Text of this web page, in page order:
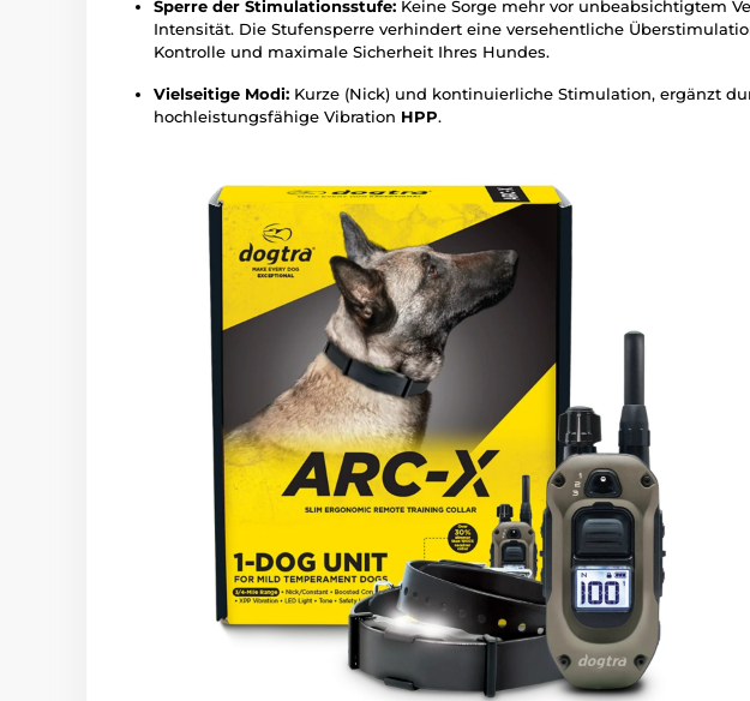
Sperre der Stimulationsstufe: Keine Sorge mehr vor unbeabsichtigtem
Intensität. Die Stufensperre verhindert eine versehentliche
Kontrolle und maximale Sicherheit Ihres Hundes.
Vielseitige Modi: Kurze (Nick) und kontinuierliche Stimulation, ergänzt
hochleistungsfähige Vibration HPP.